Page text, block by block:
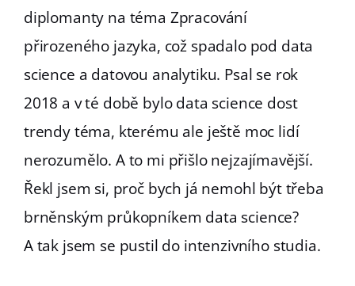
diplomanty na téma Zpracování
přirozeného jazyka, což spadalo pod data
science a datovou analytiku. Psal se rok
2018 a v té době bylo data science dost
trendy téma, kterému ale ještě moc lidí
nerozumělo. A to mi přišlo nejzajímavější.
Řekl jsem si, proč bych já nemohl být třeba
brněnským průkopníkem data science?
A tak jsem se pustil do intenzivního studia.